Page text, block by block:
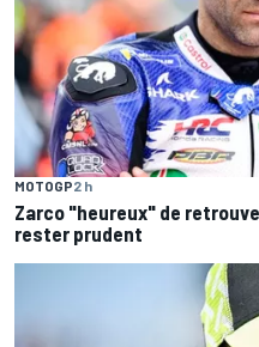
MOTOGP2 h
Zarco "heureux" de
rester prudent